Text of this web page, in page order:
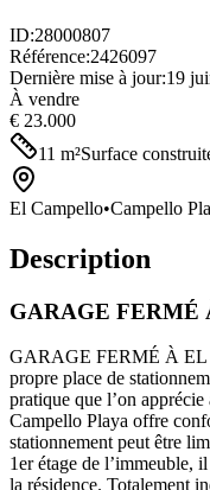
ID:28000807
Référence:2426097
Dernière mise à jour:19
À vendre
€ 23.000
11 m²Surface
El Campello•Campello
Description
GARAGE FERMÉ
GARAGE FERMÉ À EL
propre place de
pratique que l’on
Campello Playa offre
stationnement peut être
1er étage de l’immeuble,
la résidence. Totalement